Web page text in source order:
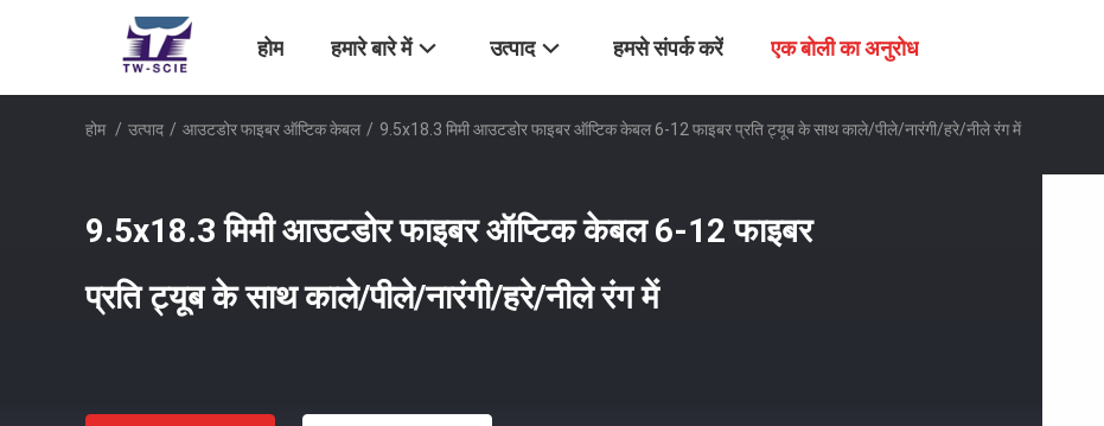
होम हमारे बारे में उत्पाद हमसे संपर्क करें एक बोली का अनुरोध
होम / उत्पाद / आउटडोर फाइबर ऑप्टिक केबल / 9.5x18.3 मिमी आउटडोर फाइबर ऑप्टिक केबल 6-12 फाइबर प्रति ट्यूब के साथ काले/पीले/नारंगी/हरे/नीले रंग में
9.5x18.3 मिमी आउटडोर फाइबर ऑप्टिक केबल 6-12 फाइबर
प्रति ट्यूब के साथ काले/पीले/नारंगी/हरे/नीले रंग में